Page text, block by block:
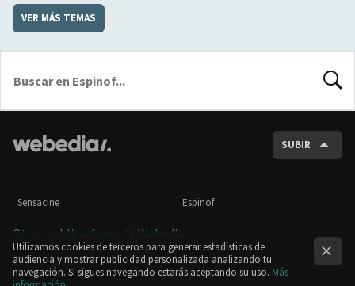
VER MÁS TEMAS
SUBIR
Sensacine Espinof
Otras publicaciones de Webedia
Utilizamos cookies de terceros para generar estadísticas de
audiencia y mostrar publicidad personalizada analizando tu
navegación. Si sigues navegando estarás aceptando su uso. Más